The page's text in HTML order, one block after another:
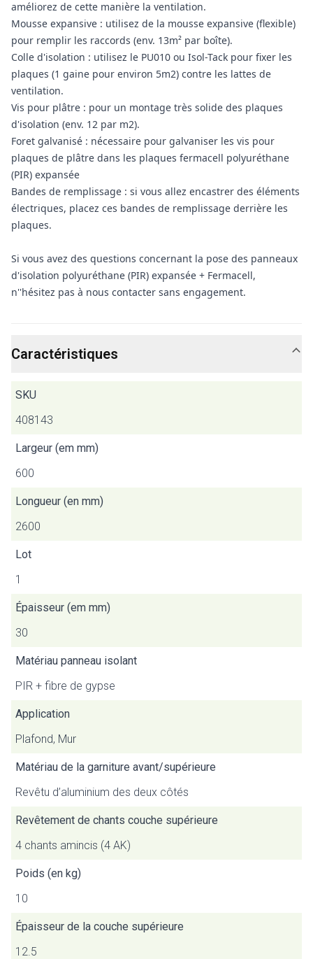
améliorez de cette manière la ventilation.
Mousse expansive : utilisez de la mousse expansive (flexible)
pour remplir les raccords (env. 13m² par boîte).
Colle d'isolation : utilisez le PU010 ou Isol-Tack pour fixer les
plaques (1 gaine pour environ 5m2) contre les lattes de
ventilation.
Vis pour plâtre : pour un montage très solide des plaques
d'isolation (env. 12 par m2).
Foret galvanisé : nécessaire pour galvaniser les vis pour
plaques de plâtre dans les plaques fermacell polyuréthane
(PIR) expansée
Bandes de remplissage : si vous allez encastrer des éléments
électriques, placez ces bandes de remplissage derrière les
plaques.
Si vous avez des questions concernant la pose des panneaux
d'isolation polyuréthane (PIR) expansée + Fermacell,
n''hésitez pas à nous contacter sans engagement.
Caractéristiques
SKU
408143
Largeur (em mm)
600
Longueur (en mm)
2600
Lot
1
Épaisseur (em mm)
30
Matériau panneau isolant
PIR + fibre de gypse
Application
Plafond, Mur
Matériau de la garniture avant/supérieure
Revêtu d’aluminium des deux côtés
Revêtement de chants couche supérieure
4 chants amincis (4 AK)
Poids (en kg)
10
Épaisseur de la couche supérieure
12.5